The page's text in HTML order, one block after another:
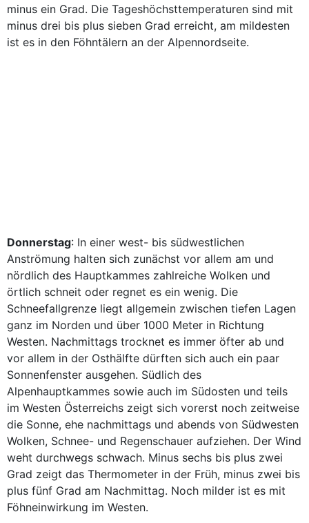
minus ein Grad. Die Tageshöchsttemperaturen sind mit
minus drei bis plus sieben Grad erreicht, am mildesten
ist es in den Föhntälern an der Alpennordseite.
Donnerstag: In einer west- bis südwestlichen
Anströmung halten sich zunächst vor allem am und
nördlich des Hauptkammes zahlreiche Wolken und
örtlich schneit oder regnet es ein wenig. Die
Schneefallgrenze liegt allgemein zwischen tiefen Lagen
ganz im Norden und über 1000 Meter in Richtung
Westen. Nachmittags trocknet es immer öfter ab und
vor allem in der Osthälfte dürften sich auch ein paar
Sonnenfenster ausgehen. Südlich des
Alpenhauptkammes sowie auch im Südosten und teils
im Westen Österreichs zeigt sich vorerst noch zeitweise
die Sonne, ehe nachmittags und abends von Südwesten
Wolken, Schnee- und Regenschauer aufziehen. Der Wind
weht durchwegs schwach. Minus sechs bis plus zwei
Grad zeigt das Thermometer in der Früh, minus zwei bis
plus fünf Grad am Nachmittag. Noch milder ist es mit
Föhneinwirkung im Westen.